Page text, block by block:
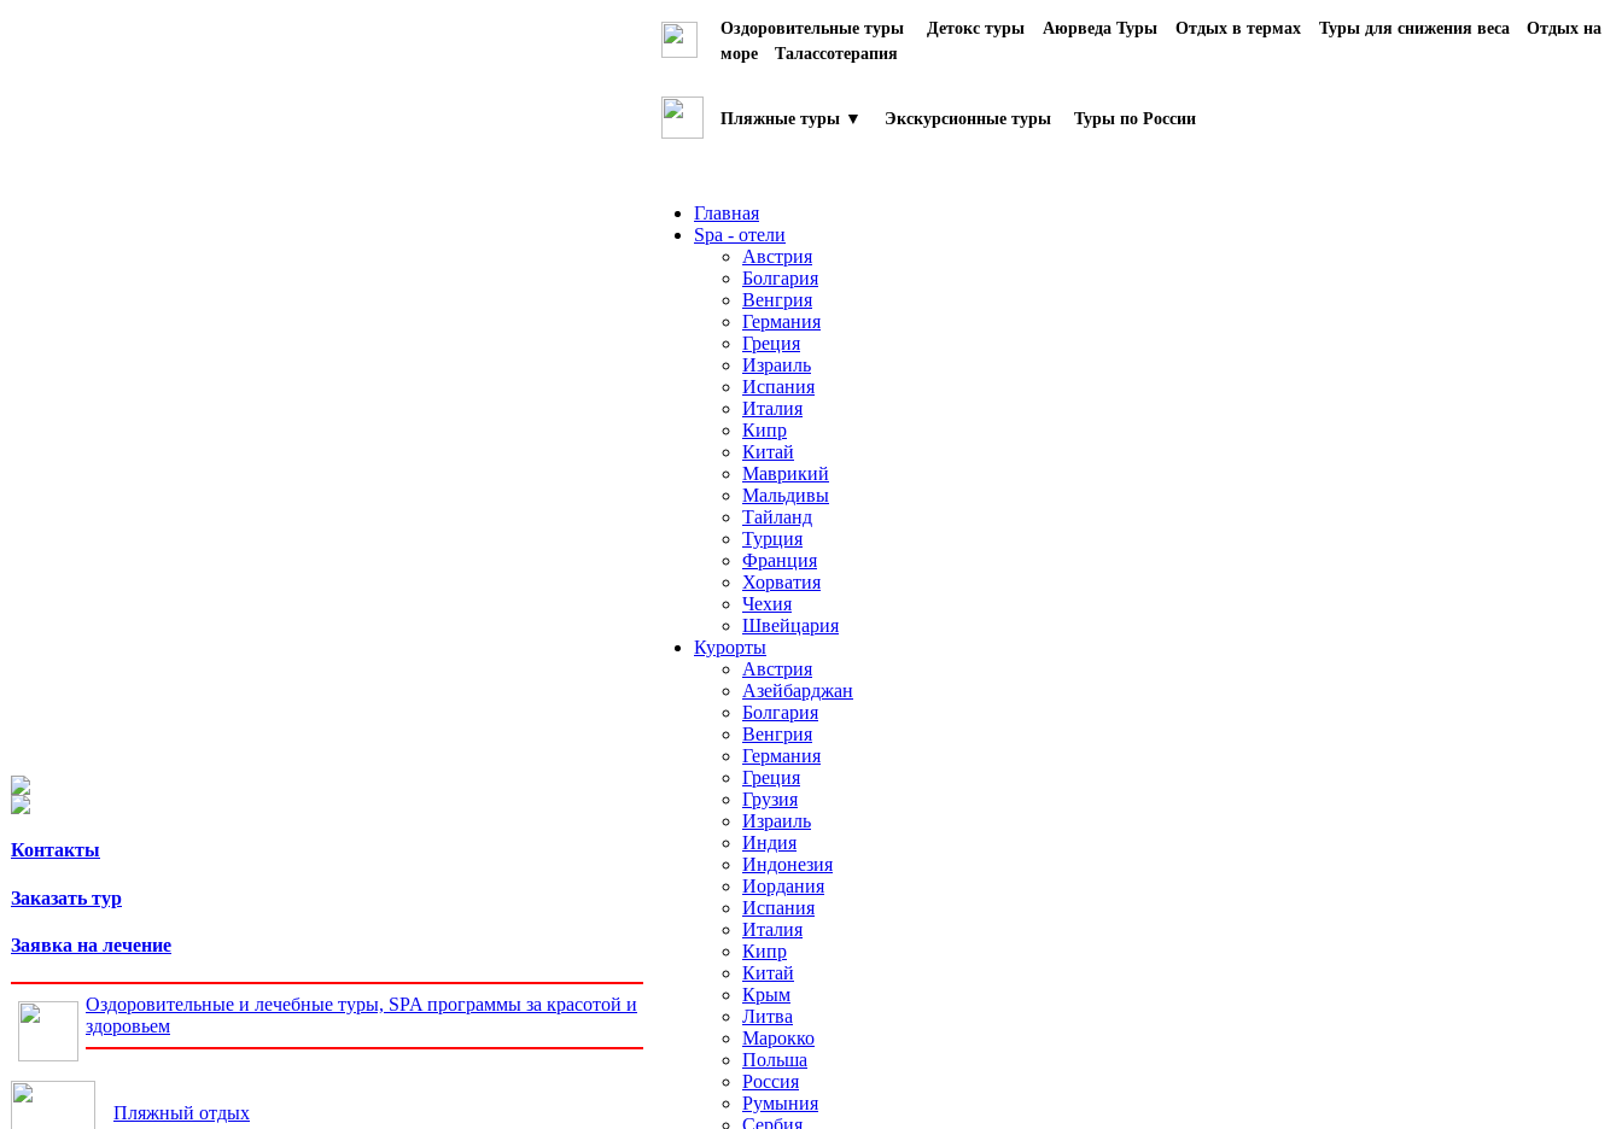
Контакты
Заказать тур
Заявка на лечение
Оздоровительные и лечебные туры, SPA программы за красотой и
здоровьем
Пляжный отдых
Оздоровительные туры Детокс туры Аюрведа Туры Отдых в термах Туры для снижения веса
Отдых на
море
Талассотерапия
Пляжные туры ▼ Экскурсионные туры Туры по России
Главная
Spa - отели
Австрия
Болгария
Венгрия
Германия
Греция
Израиль
Испания
Италия
Кипр
Китай
Маврикий
Мальдивы
Тайланд
Турция
Франция
Хорватия
Чехия
Швейцария
Курорты
Австрия
Азейбарджан
Болгария
Венгрия
Германия
Греция
Грузия
Израиль
Индия
Индонезия
Иордания
Испания
Италия
Кипр
Китай
Крым
Литва
Марокко
Польша
Россия
Румыния
Сербия